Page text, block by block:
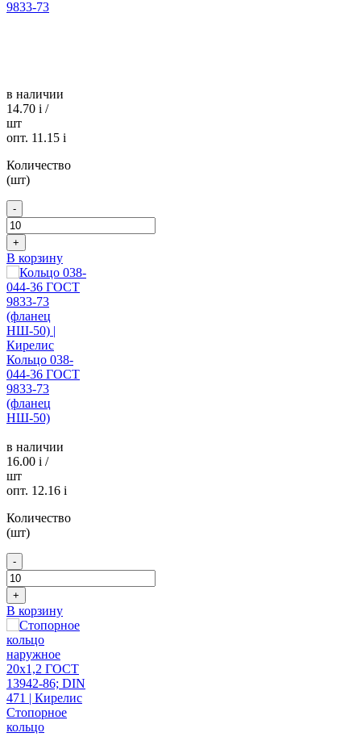
9833-73
в наличии
14.70 i /
шт
опт. 11.15 i
Количество
(шт)
-
+
В корзину
Кольцо 038-
044-36 ГОСТ
9833-73
(фланец
НШ-50)
в наличии
16.00 i /
шт
опт. 12.16 i
Количество
(шт)
-
+
В корзину
Стопорное
кольцо